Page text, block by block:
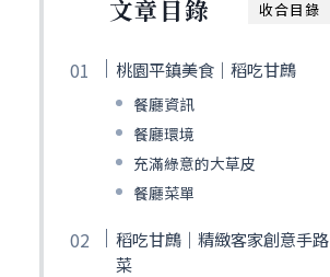
收合目錄
文章目錄
桃園平鎮美食｜稻吃甘鷓
餐廳資訊
餐廳環境
充滿綠意的大草皮
餐廳菜單
稻吃甘鷓｜精緻客家創意手路
菜